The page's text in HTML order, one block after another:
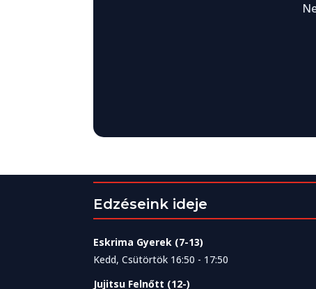
Edzéseink ideje
Eskrima Gyerek (7-13)
Kedd, Csütörtök 16:50 - 17:50
Jujitsu Felnőtt (12-)